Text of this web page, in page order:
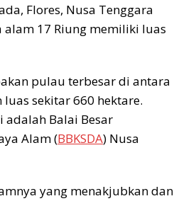
Flores, Nusa Tenggara
17 Riung memiliki luas
pulau terbesar di antara
sekitar 660 hektare.
adalah Balai Besar
Alam (BBKSDA) Nusa
yang menakjubkan dan